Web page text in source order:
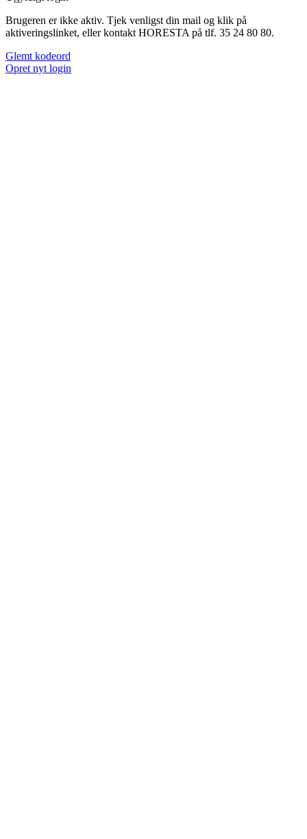
Brugeren er ikke aktiv. Tjek venligst din mail og klik på
aktiveringslinket, eller kontakt HORESTA på tlf. 35 24 80 80.
Glemt kodeord
Opret nyt login